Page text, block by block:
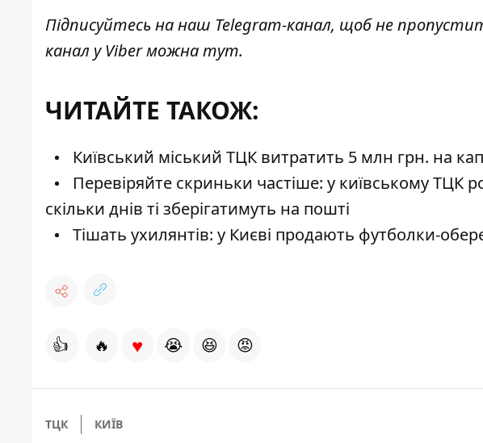
Підписуйтесь на наш Telegram-канал, щоб не
канал у Viber можнатут.
ЧИТАЙТЕ ТАКОЖ:
Київський міський ТЦК витратить 5 млн грн. на
Перевіряйте скриньки частіше: у київському ТЦК
скільки днів ті зберігатимуть на пошті
Тішать ухилянтів: у Києві продають футболки-
👍 🔥 ♥ 😭 😆 😡
ТЦК КИЇВ